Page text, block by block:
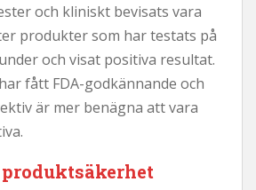
och kliniskt bevisats vara
produkter som har testats på
och visat positiva resultat.
fått FDA-godkännande och
är mer benägna att vara